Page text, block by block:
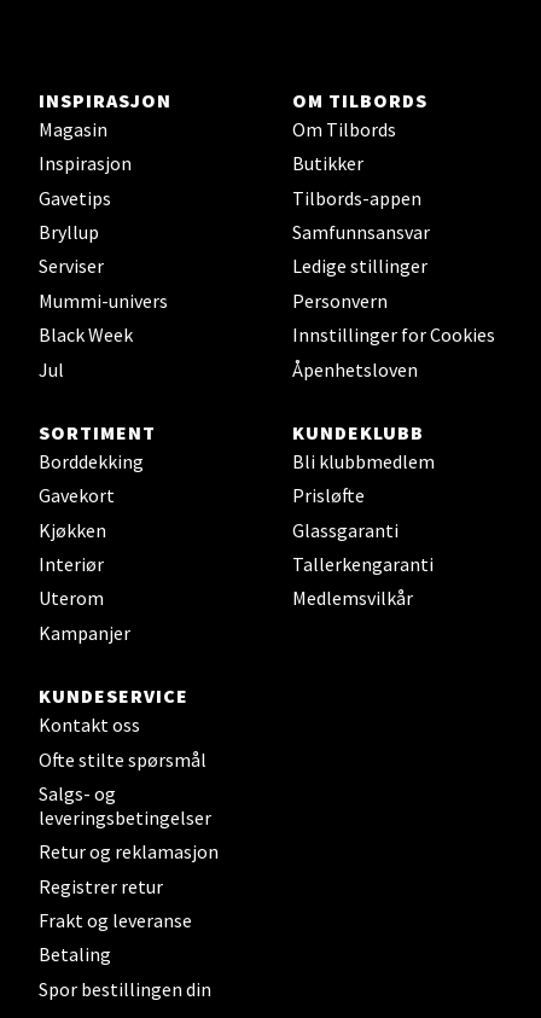
INSPIRASJON
Magasin
Inspirasjon
Gavetips
Bryllup
Serviser
Mummi-univers
Black Week
Jul
OM TILBORDS
Om Tilbords
Butikker
Tilbords-appen
Samfunnsansvar
Ledige stillinger
Personvern
Innstillinger for Cookies
Åpenhetsloven
SORTIMENT
Borddekking
Gavekort
Kjøkken
Interiør
Uterom
Kampanjer
KUNDEKLUBB
Bli klubbmedlem
Prisløfte
Glassgaranti
Tallerkengaranti
Medlemsvilkår
KUNDESERVICE
Kontakt oss
Ofte stilte spørsmål
Salgs- og
leveringsbetingelser
Retur og reklamasjon
Registrer retur
Frakt og leveranse
Betaling
Spor bestillingen din
Bergen - Horisont
Myrdalsvegen 2, 5130 Nyborg
Åpent i dag 10-21
Velg
Sandefjord - Hvaltorvet
Torget 7, 3210 Sandefjord
Tromsø - Jekta Storsenter
Karlsøyveien 12, 9015 Tromsø